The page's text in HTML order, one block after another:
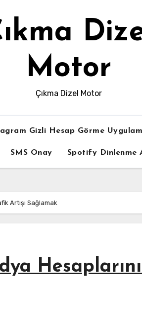
Motor
Çıkma Dizel Motor
Gizli Hesap Görme
SMS Onay Spotify Dinlenme
Artışı Sağlamak